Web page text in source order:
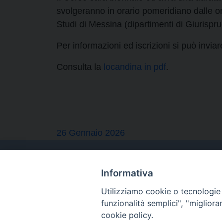
svolgeranno in orario pomeridiano dalle
Studi di Messina (dipartimenti di
Per informazioni ed iscrizioni si può
Consulta la locandina in pdf.
26 Gennaio 2026
Informativa
Utilizziamo cookie o
funzionalità semplici",
cookie policy.